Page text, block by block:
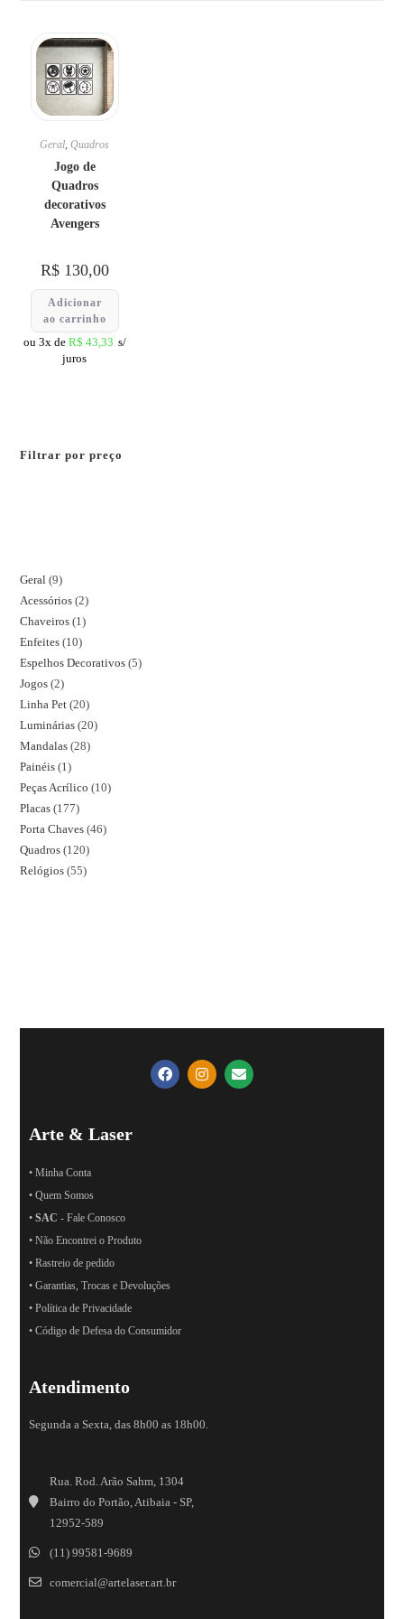
Geral,Quadros
Jogo de
Quadros
decorativos
Avengers
R$130,00
Adicionar
ao carrinho
ou 3x de R$ 43,33 s/
juros
Filtrar por preço
Geral 9
Acessórios 2
Chaveiros 1
Enfeites 10
Espelhos Decorativos 5
Jogos 2
Linha Pet 20
Luminárias 20
Mandalas 28
Painéis 1
Peças Acrílico 10
Placas 177
Porta Chaves 46
Quadros 120
Relógios 55
Arte & Laser
• Minha Conta
• Quem Somos
•SAC - Fale Conosco
• Não Encontrei o Produto
• Rastreio de pedido
• Garantias, Trocas e Devoluções
• Política de Privacidade
• Código de Defesa do Consumidor
Atendimento
Segunda a Sexta, das 8h00 as 18h00.
Rua. Rod. Arão Sahm, 1304
Bairro do Portão, Atibaia - SP,
12952-589
(11) 99581-9689
comercial@artelaser.art.br